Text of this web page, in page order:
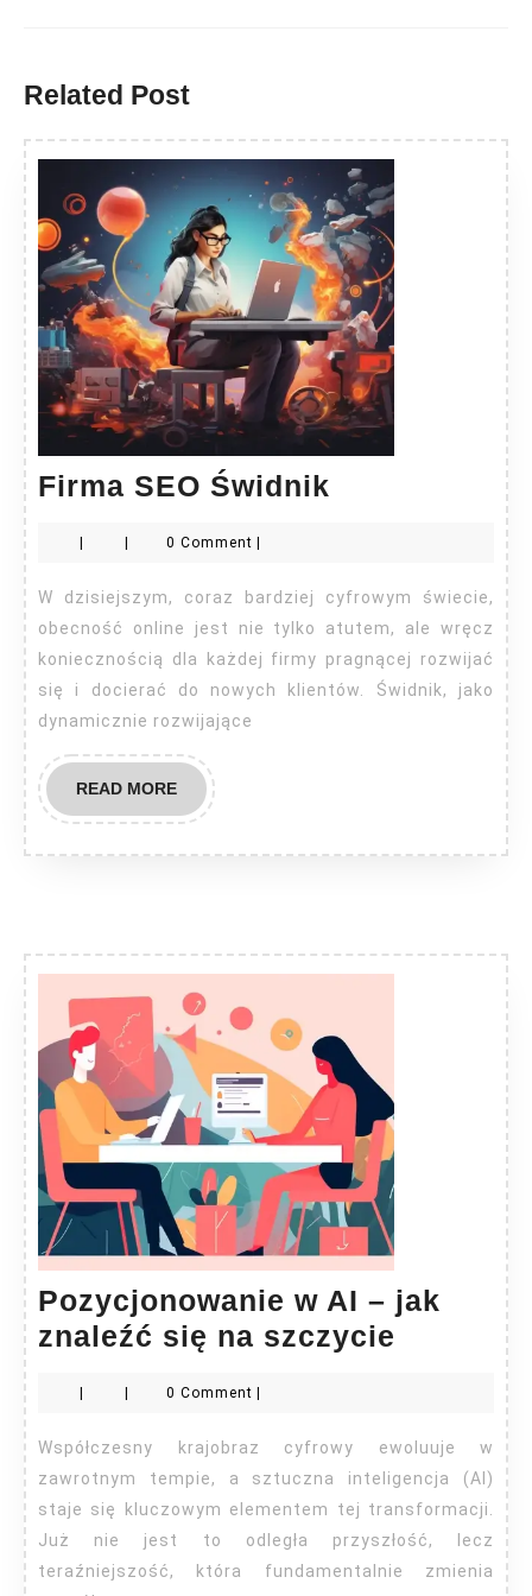
Related Post
Firma SEO Świdnik
0 Comment
W dzisiejszym, coraz bardziej cyfrowym świecie,
obecność online jest nie tylko atutem, ale wręcz
koniecznością dla każdej firmy pragnącej rozwijać
się i docierać do nowych klientów. Świdnik, jako
dynamicznie rozwijające
READ MOREREAD
MORE
Pozycjonowanie w AI – jak
znaleźć się na szczycie
–
jak
znaleźć
się
na
| | 0 Comment |
Współczesny krajobraz cyfrowy ewoluuje w
zawrotnym tempie, a sztuczna inteligencja (AI)
staje się kluczowym elementem tej transformacji.
Już nie jest to odległa przyszłość, lecz
teraźniejszość, która fundamentalnie zmienia